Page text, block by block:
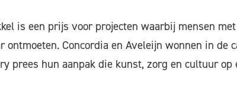
is een prijs voor projecten waarbij mensen
ontmoeten. Concordia en Aveleijn wonnen in de
prees hun aanpak die kunst, zorg en cultuur